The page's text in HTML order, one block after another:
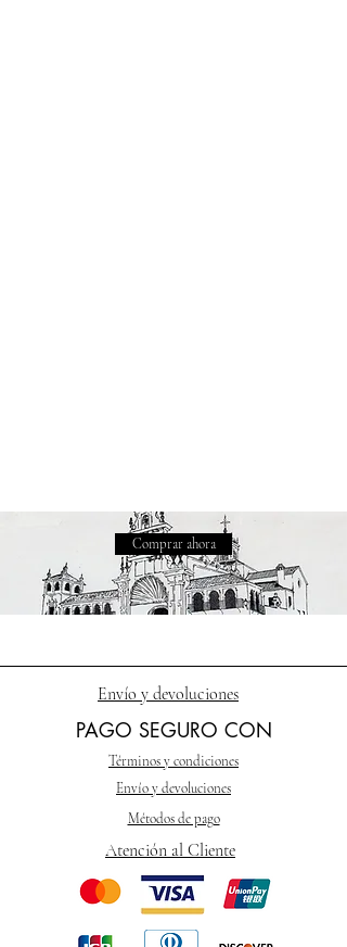
Comprar ahora
Envío y devoluciones
PAGO SEGURO CON
Términos y condiciones
Envío y devoluciones
Métodos de pago
Atención al Cliente